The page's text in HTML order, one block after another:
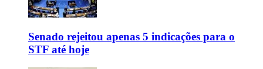
Senado rejeitou apenas 5 indicações para o
STF até hoje